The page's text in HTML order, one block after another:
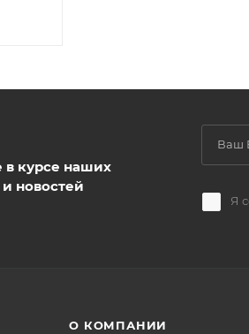
в курсе наших
новостей
Я
О КОМПАНИИ